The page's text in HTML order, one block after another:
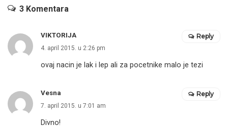
3 Komentara
VIKTORIJA
4. april 2015. u 2:26 pm
ovaj nacin je lak i lep ali za pocetnike malo je tezi
Reply
Vesna
7. april 2015. u 7:01 am
Divno!
Reply